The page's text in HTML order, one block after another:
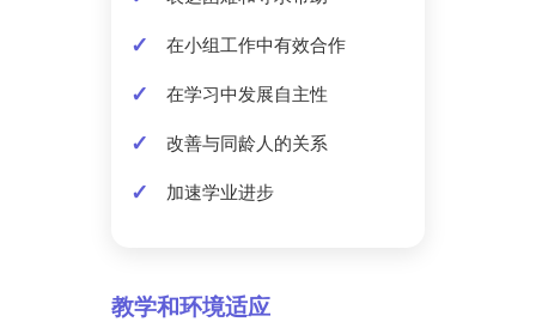
在小组工作中有效合作
在学习中发展自主性
改善与同龄人的关系
加速学业进步
教学和环境适应